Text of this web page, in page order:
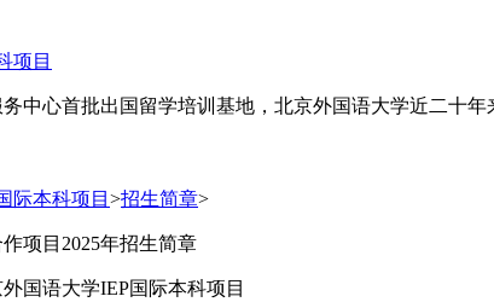
项目
中心首批出国留学培训基地，北京外国语大学近二十
际本科项目 >招生简章>
项目2025年招生简章
国语大学IEP国际本科项目